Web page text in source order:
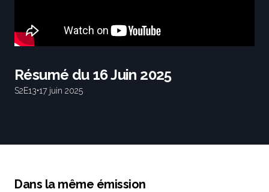
Résumé du 16 Juin 2025
S2E13•17 juin 2025
Dans la même émission